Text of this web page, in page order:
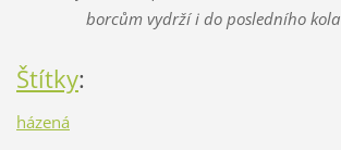
borcům vydrží i do posledního kola
Štítky:
házená